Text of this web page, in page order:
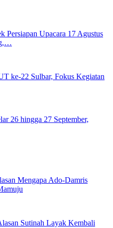
Persiapan Upacara 17 Agustus
ke-22 Sulbar, Fokus Kegiatan
26 hingga 27 September,
Mengapa Ado-Damris
Sutinah Layak Kembali